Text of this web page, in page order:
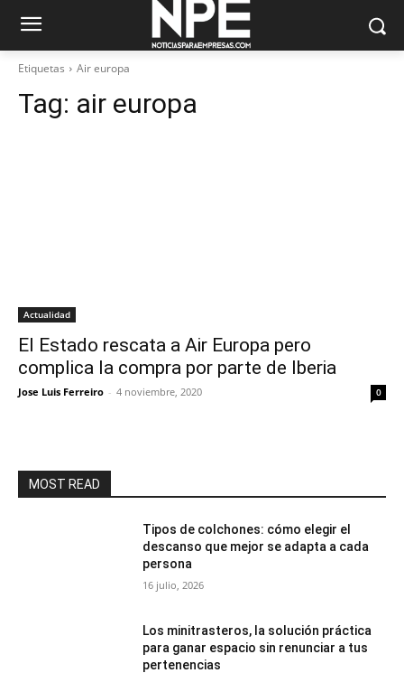
Etiquetas Air europa
Tag: air europa
Actualidad
El Estado rescata a Air Europa pero
complica la compra por parte de Iberia
Jose Luis Ferreiro - 4 noviembre, 2020 0
MOST READ
Tipos de colchones: cómo elegir el
descanso que mejor se adapta a cada
persona
16 julio, 2026
Los minitrasteros, la solución práctica
para ganar espacio sin renunciar a tus
pertenencias